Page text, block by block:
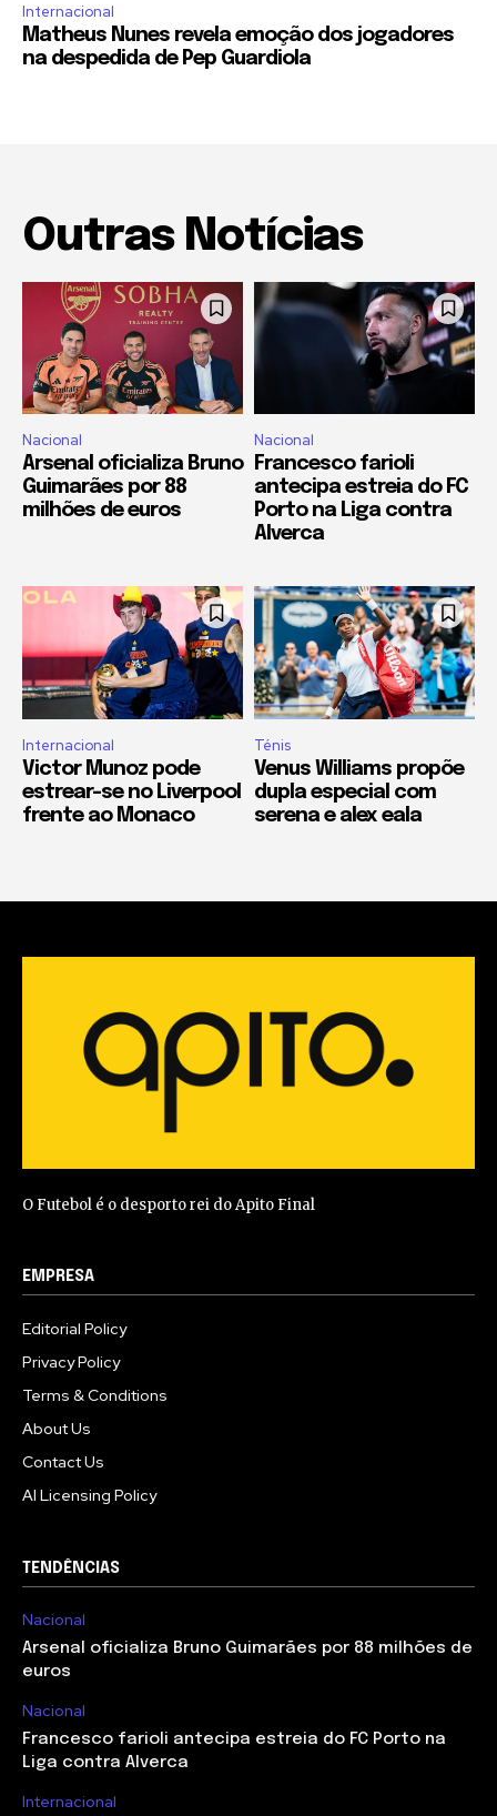
Internacional
Matheus Nunes revela emoção dos jogadores
na despedida de Pep Guardiola
Outras Notícias
Nacional
Arsenal oficializa Bruno
Guimarães por 88
milhões de euros
Nacional
Francesco farioli
antecipa estreia do FC
Porto na Liga contra
Alverca
Internacional
Victor Munoz pode
estrear-se no Liverpool
frente ao Monaco
Ténis
Venus Williams propõe
dupla especial com
serena e alex eala
O Futebol é o desporto rei do Apito Final
EMPRESA
Editorial Policy
Privacy Policy
Terms & Conditions
About Us
Contact Us
AI Licensing Policy
TENDÊNCIAS
Nacional
Arsenal oficializa Bruno Guimarães por 88 milhões de
euros
Nacional
Francesco farioli antecipa estreia do FC Porto na
Liga contra Alverca
Internacional